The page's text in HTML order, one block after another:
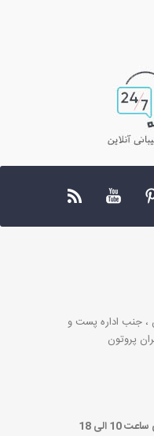
، جنب اداره پست و
پروتون
الی 18